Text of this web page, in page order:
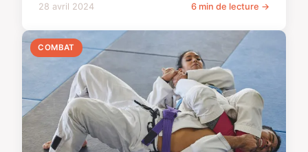
28 avril 2024 6 min de lecture →
COMBAT